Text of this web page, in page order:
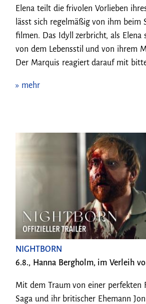
Elena teilt die frivolen Vorlieben
lässt sich regelmäßig von ihm beim
filmen. Das Idyll zerbricht, als Elena
von dem Lebensstil und von ihrem
Der Marquis reagiert darauf mit
» mehr
NIGHTBORN
6.8., Hanna Bergholm, im Verleih
Mit dem Traum von einer perfekten
Saga und ihr britischer Ehemann